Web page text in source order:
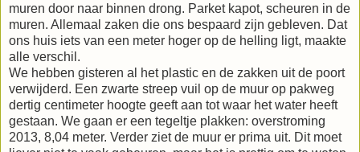
muren door naar binnen drong. Parket kapot, scheuren in de
muren. Allemaal zaken die ons bespaard zijn gebleven. Dat
ons huis iets van een meter hoger op de helling ligt, maakte
alle verschil.
We hebben gisteren al het plastic en de zakken uit de poort
verwijderd. Een zwarte streep vuil op de muur op pakweg
dertig centimeter hoogte geeft aan tot waar het water heeft
gestaan. We gaan er een tegeltje plakken: overstroming
2013, 8,04 meter. Verder ziet de muur er prima uit. Dit moet